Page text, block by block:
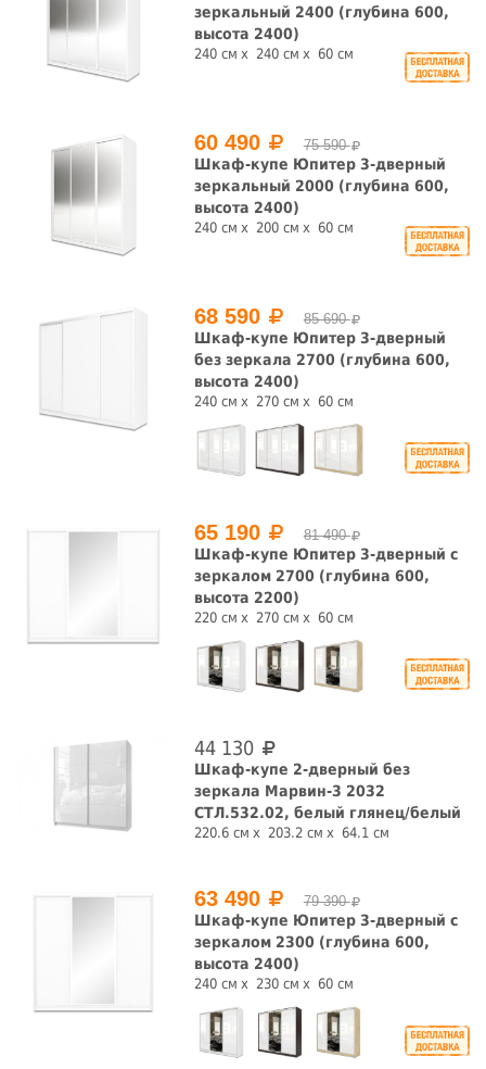
Глубина, см
45 см. 59 см. 60 см.
62 см. 62 см.
63 см. 64 см. 64 см.
Высота, см
213 см.
220 см. 226 см. 230 см. 230 см.
240 см. 242 см.
СБРОСИТЬ ФИЛЬТРЫ
зеркальный 2400 (глубина 600,
высота 2400)
240 см 240 см 60 см
60 490 75 590
Шкаф-купе Юпитер 3-дверный
зеркальный 2000 (глубина 600,
высота 2400)
240 см 200 см 60 см
68 590 85 690
Шкаф-купе Юпитер 3-дверный
без зеркала 2700 (глубина 600,
высота 2400)
240 см 270 см 60 см
65 190 81 490
Шкаф-купе Юпитер 3-дверный с
зеркалом 2700 (глубина 600,
высота 2200)
220 см 270 см 60 см
44 130
Шкаф-купе 2-дверный без
зеркала Марвин-3 2032
СТЛ.532.02, белый глянец/белый
220.6 см 203.2 см 64.1 см
63 490 79 390
Шкаф-купе Юпитер 3-дверный с
зеркалом 2300 (глубина 600,
высота 2400)
240 см 230 см 60 см